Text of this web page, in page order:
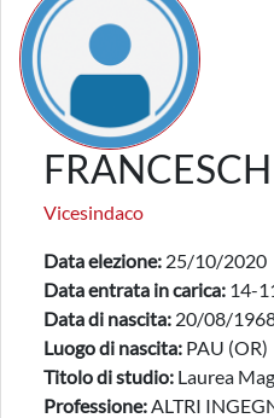
Vicesindaco
Data elezione: 25/10/2020
Data entrata in carica: 14-
Data di nascita: 20/08/
Luogo di nascita: PAU (OR)
Titolo di studio: Laurea
Professione:ALTRI